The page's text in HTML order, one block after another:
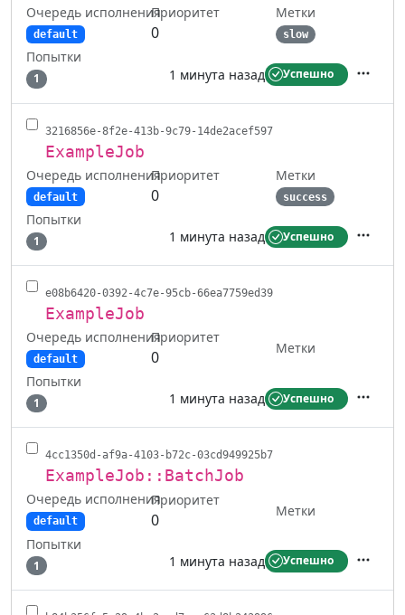
Очередь исполнения
default
Приоритет
0
Метки
slow
Попытки
1 1 минута назад Успешно
3216856e-8f2e-413b-9c79-14de2acef597
ExampleJob
Очередь исполнения
default
Приоритет
0
Метки
success
Попытки
1 1 минута назад Успешно
e08b6420-0392-4c7e-95cb-66ea7759ed39
ExampleJob
Очередь исполнения
default
Приоритет
0
Метки
Попытки
1 1 минута назад Успешно
4cc1350d-af9a-4103-b72c-03cd949925b7
ExampleJob::BatchJob
Очередь исполнения
default
Приоритет
0
Метки
Попытки
1 1 минута назад Успешно